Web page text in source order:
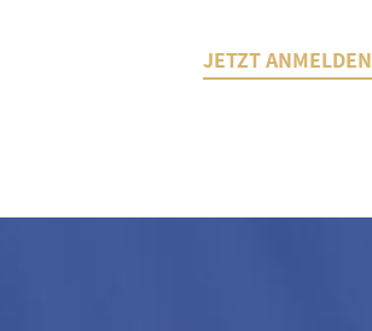
JETZT ANMELDEN